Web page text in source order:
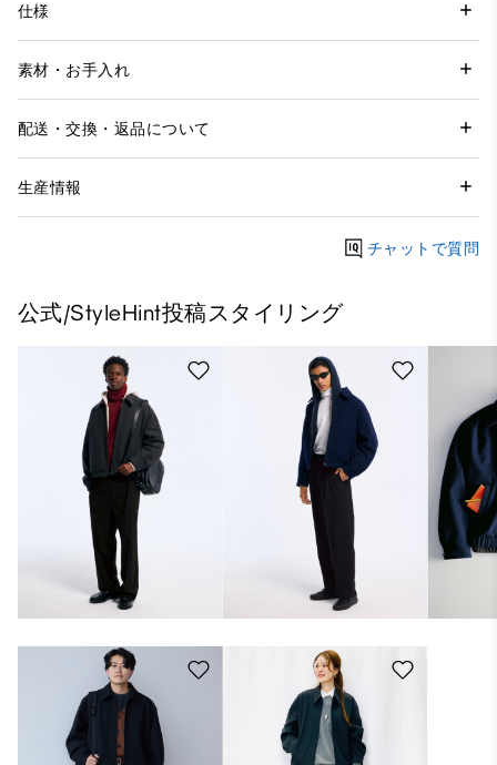
仕様
素材・お手入れ
配送・交換・返品について
生産情報
チャットで質問
公式/StyleHint投稿スタイリング